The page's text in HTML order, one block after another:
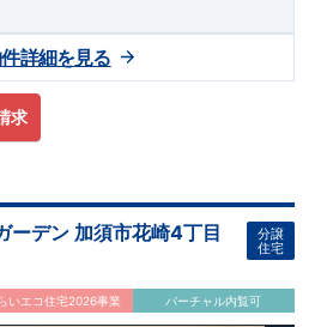
求
詳細を見る
ーデン 加須市花崎4丁目
分譲
住宅
いエコ住宅2026事業 バーチャル内覧可